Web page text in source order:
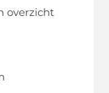
overzicht